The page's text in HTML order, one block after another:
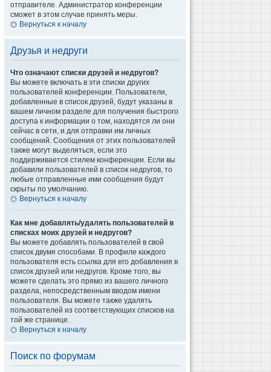
отправителе. Администратор конференции
сможет в этом случае принять меры.
Вернуться к началу
Друзья и недруги
Что означают списки друзей и недругов?
Вы можете включать в эти списки других
пользователей конференции. Пользователи,
добавленные в список друзей, будут указаны в
вашем личном разделе для получения быстрого
доступа к информации о том, находятся ли они
сейчас в сети, и для отправки им личных
сообщений. Сообщения от этих пользователей
также могут выделяться, если это
поддерживается стилем конференции. Если вы
добавили пользователей в список недругов, то
любые отправленные ими сообщения будут
скрыты по умолчанию.
Вернуться к началу
Как мне добавлять/удалять пользователей в
списках моих друзей и недругов?
Вы можете добавлять пользователей в свой
список двумя способами. В профиле каждого
пользователя есть ссылка для его добавления в
список друзей или недругов. Кроме того, вы
можете сделать это прямо из вашего личного
раздела, непосредственным вводом имени
пользователя. Вы можете также удалять
пользователей из соответствующих списков на
той же странице.
Вернуться к началу
Поиск по форумам